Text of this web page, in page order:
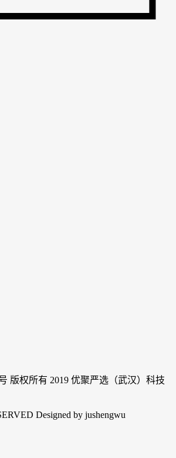
版权所有 2019 优聚严选（武汉）科技
Designed by jushengwu